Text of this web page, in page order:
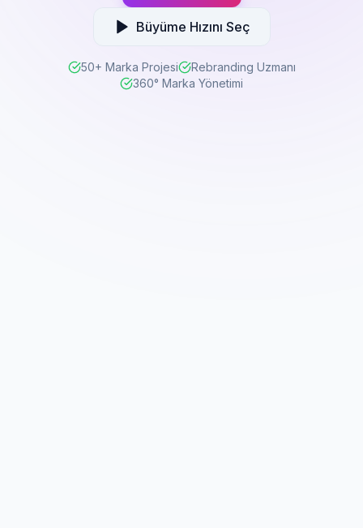
Büyüme Hızını Seç
50+ Marka Projesi
Rebranding Uzmanı
360° Marka Yönetimi